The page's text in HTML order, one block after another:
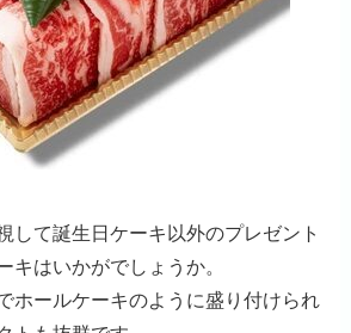
して誕生日ケーキ以外のプレゼント
キはいかがでしょうか。
ホールケーキのように盛り付けられ